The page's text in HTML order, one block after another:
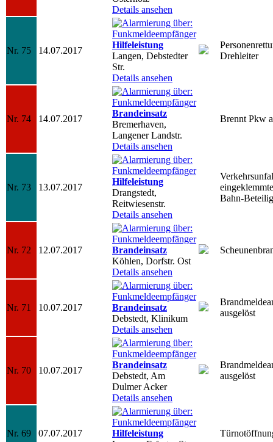
Details ansehen
Nr. 75 14.07.2017
Hilfeleistung
Langen, Debstedter
Str.
Details ansehen
Drehleiter
Nr. 74 14.07.2017
Brandeinsatz
Bremerhaven,
Langener Landstr.
Details ansehen
Brennt Pkw
Nr. 73 13.07.2017
Hilfeleistung
Drangstedt,
Reitwiesenstr.
Details ansehen
Bahn-
Nr. 72 12.07.2017
Brandeinsatz
Köhlen, Dorfstr. Ost
Details ansehen
Nr. 71 10.07.2017
Brandeinsatz
Debstedt, Klinikum
Details ansehen
ausgelöst
Nr. 70 10.07.2017
Brandeinsatz
Debstedt, Am
Dulmer Acker
Details ansehen
ausgelöst
Nr. 69 07.07.2017
Hilfeleistung